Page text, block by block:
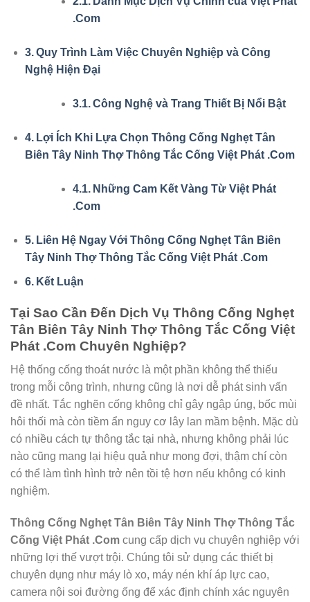
.Com
Quy Trình Làm Việc Chuyên Nghiệp và Công
Nghệ Hiện Đại
Công Nghệ và Trang Thiết Bị Nổi Bật
Lợi Ích Khi Lựa Chọn Thông Cống Nghẹt Tân
Biên Tây Ninh Thợ Thông Tắc Cống Việt Phát .Com
Những Cam Kết Vàng Từ Việt Phát
.Com
Liên Hệ Ngay Với Thông Cống Nghẹt Tân Biên
Tây Ninh Thợ Thông Tắc Cống Việt Phát .Com
Kết Luận
Tại Sao Cần Đến Dịch Vụ Thông Cống Nghẹt
Tân Biên Tây Ninh Thợ Thông Tắc Cống Việt
Phát .Com Chuyên Nghiệp?
Hệ thống cống thoát nước là một phần không thể thiếu
trong mỗi công trình, nhưng cũng là nơi dễ phát sinh vấn
đề nhất. Tắc nghẽn cống không chỉ gây ngập úng, bốc mùi
hôi thối mà còn tiềm ẩn nguy cơ lây lan mầm bệnh. Mặc dù
có nhiều cách tự thông tắc tại nhà, nhưng không phải lúc
nào cũng mang lại hiệu quả như mong đợi, thậm chí còn
có thể làm tình hình trở nên tồi tệ hơn nếu không có kinh
nghiệm.
Thông Cống Nghẹt Tân Biên Tây Ninh Thợ Thông Tắc
Cống Việt Phát .Com cung cấp dịch vụ chuyên nghiệp với
những lợi thế vượt trội. Chúng tôi sử dụng các thiết bị
chuyên dụng như máy lò xo, máy nén khí áp lực cao,
camera nội soi đường ống để xác định chính xác nguyên